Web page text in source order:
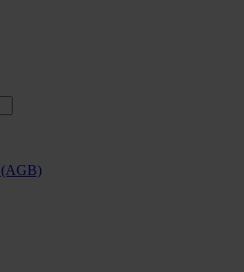
(AGB)